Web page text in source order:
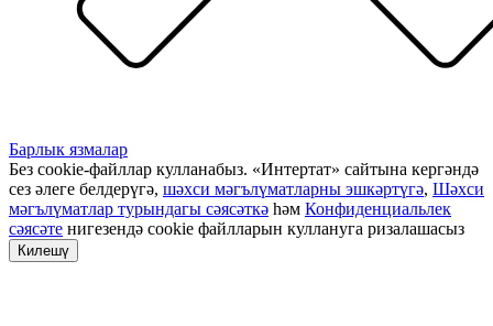
Барлык язмалар
Без cookie-файллар кулланабыз. «Интертат» сайтына кергәндә
сез әлеге белдерүгә, шәхси мәгълүматларны эшкәртүгә, Шәхси
мәгълүматлар турындагы сәясәткә һәм Конфиденциальлек
сәясәте нигезендә cookie файлларын куллануга ризалашасыз
Килешү